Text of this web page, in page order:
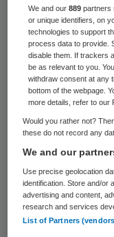
DoxyPEP
soa’s te
onduidelijk zijn.
Zo luidt het
experts, meldt
Het
We and our889 partners
or unique identifiers, on
technologies to support
process data to provide.
disable them. If trackers
be as relevant to you.
withdraw consent at any
bottom of the webpage.
more details, refer to our
Would you rather not?
these do not record any
We and our
Use precise geolocation
identification. Store and/or
advertising and content,
research and services
List of Partners